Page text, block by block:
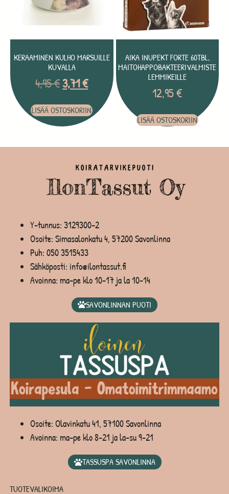
KERAAMINEN KULHO MARSUILLE
KUVALLA
4,95€3,71€
LISÄÄ OSTOSKORIIN
AIKA INUPEKT FORTE 60TBL,
MAITOHAPPOBAKTEERIVALMISTE
LEMMIKEILLE
12,95€
LISÄÄ OSTOSKORIIN
Y-tunnus: 3129300-2
Osoite: Simasalonkatu 4, 57200 Savonlinna
Puh: 050 3515433
Sähköposti: info@ilontassut.fi
Avoinna: ma-pe klo 10-17 ja la 10-14
SAVONLINNAN PUOTI
Osoite: Olavinkatu 41, 57100 Savonlinna
Avoinna: ma-pe klo 8-21 ja la-su 9-21
TASSUSPA SAVONLINNA
TUOTEVALIKOIMA